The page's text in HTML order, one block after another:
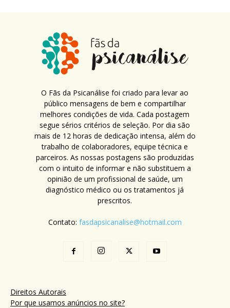
O Fãs da Psicanálise foi criado para levar ao
público mensagens de bem e compartilhar
melhores condições de vida. Cada postagem
segue sérios critérios de seleção. Por dia são
mais de 12 horas de dedicação intensa, além do
trabalho de colaboradores, equipe técnica e
parceiros. As nossas postagens são produzidas
com o intuito de informar e não substituem a
opinião de um profissional de saúde, um
diagnóstico médico ou os tratamentos já
prescritos.
Contato: fasdapsicanalise@hotmail.com
Direitos Autorais
Por que usamos anúncios no site?